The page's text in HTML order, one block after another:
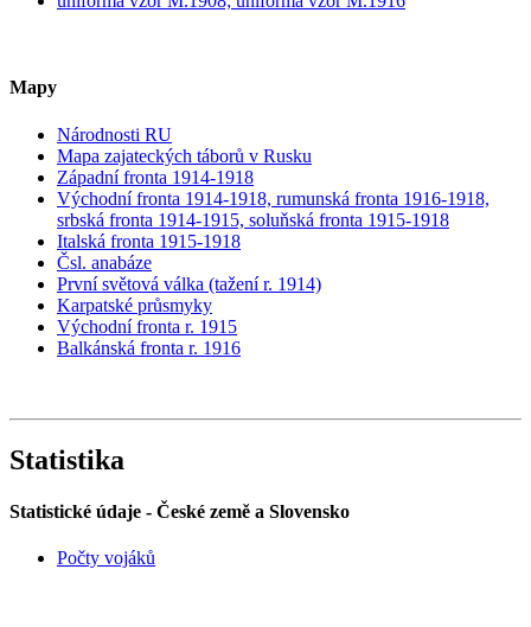
Mapy
Národnosti RU
Mapa zajateckých táborů v Rusku
Západní fronta 1914-1918
Východní fronta 1914-1918, rumunská fronta 1916-1918,
srbská fronta 1914-1915, soluňská fronta 1915-1918
Italská fronta 1915-1918
Čsl. anabáze
První světová válka (tažení r. 1914)
Karpatské průsmyky
Východní fronta r. 1915
Balkánská fronta r. 1916
Statistika
Statistické údaje - České země a Slovensko
Počty vojáků